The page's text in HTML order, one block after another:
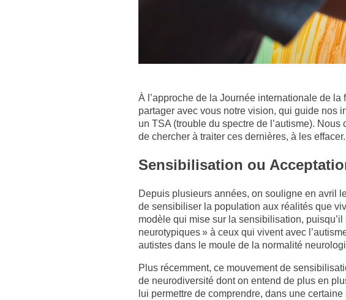
À l’approche de la Journée internationale de la
partager avec vous notre vision, qui guide nos
un TSA (trouble du spectre de l’autisme).
de chercher à traiter ces dernières, à les effacer.
Sensibilisation ou
Depuis plusieurs années, on souligne en avril
de sensibiliser la population aux réalités que
modèle qui mise sur la sensibilisation,
neurotypiques » à ceux qui vivent avec
autistes dans le moule de la normalité
Plus récemment, ce mouvement de
de neurodiversité dont on entend de plus en
lui permettre de comprendre, dans une